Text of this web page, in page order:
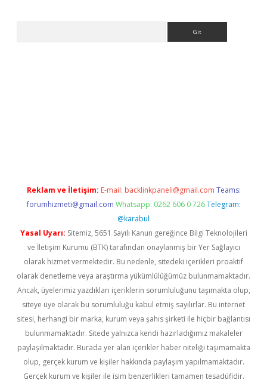
Reklam ve İletişim: E-mail: backlinkpaneli@gmail.com Teams:
forumhizmeti@gmail.com Whatsapp: 0262 606 0 726 Telegram:
@karabul
Yasal Uyarı: Sitemiz, 5651 Sayılı Kanun gereğince Bilgi Teknolojileri
ve İletişim Kurumu (BTK) tarafından onaylanmış bir Yer Sağlayıcı
olarak hizmet vermektedir. Bu nedenle, sitedeki içerikleri proaktif
olarak denetleme veya araştırma yükümlülüğümüz bulunmamaktadır.
Ancak, üyelerimiz yazdıkları içeriklerin sorumluluğunu taşımakta olup,
siteye üye olarak bu sorumluluğu kabul etmiş sayılırlar. Bu internet
sitesi, herhangi bir marka, kurum veya şahıs şirketi ile hiçbir bağlantısı
bulunmamaktadır. Sitede yalnızca kendi hazırladığımız makaleler
paylaşılmaktadır. Burada yer alan içerikler haber niteliği taşımamakta
olup, gerçek kurum ve kişiler hakkında paylaşım yapılmamaktadır.
Gerçek kurum ve kişiler ile isim benzerlikleri tamamen tesadüfidir.